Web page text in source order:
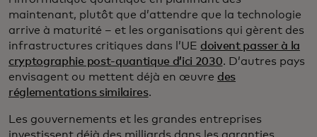
maintenant, plutôt que d’attendre que la technologie
arrive à maturité – et les organisations qui gèrent des
infrastructures critiques dans l’UE doivent passer à la
cryptographie post-quantique d’ici 2030. D’autres pays
envisagent ou mettent déjà en œuvre des
réglementations similaires.
Les gouvernements et les grandes entreprises